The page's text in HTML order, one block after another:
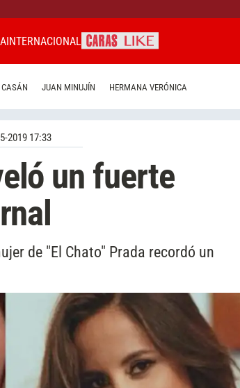
INTERNACIONAL
JUAN MINUJÍN HERMANA VERÓNICA
2019 17:33
un fuerte
de "El Chato" Prada recordó un